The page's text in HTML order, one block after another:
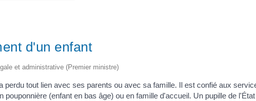
d'un enfant
et administrative (Premier ministre)
perdu tout lien avec ses parents ou avec sa famille. Il est confié aux
pouponnière (enfant en bas âge) ou en famille d'accueil. Un pupille de l'État